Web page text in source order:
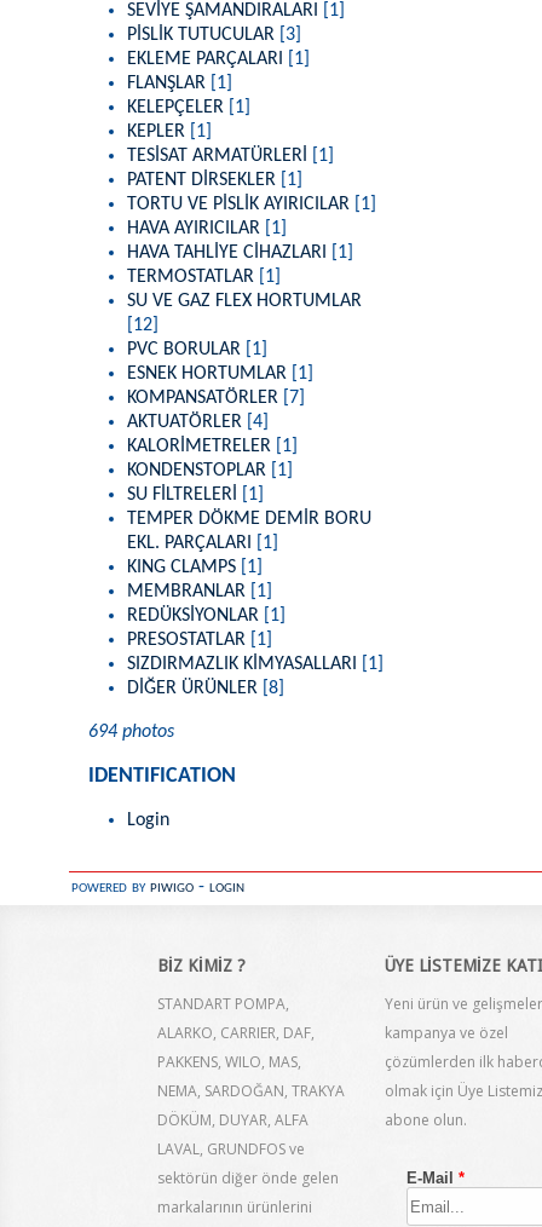
SEVİYE ŞAMANDIRALARI
[1]
PİSLİK TUTUCULAR
[3]
EKLEME PARÇALARI
[1]
FLANŞLAR
[1]
KELEPÇELER
[1]
KEPLER
[1]
TESİSAT ARMATÜRLERİ
[1]
PATENT DİRSEKLER
[1]
TORTU VE PİSLİK AYIRICILAR
[1]
HAVA AYIRICILAR
[1]
HAVA TAHLİYE CİHAZLARI
[1]
TERMOSTATLAR
[1]
SU VE GAZ FLEX HORTUMLAR
[12]
PVC BORULAR
[1]
ESNEK HORTUMLAR
[1]
KOMPANSATÖRLER
[7]
AKTUATÖRLER [4]
KALORİMETRELER
[1]
KONDENSTOPLAR
[1]
SU FİLTRELERİ
[1]
TEMPER DÖKME DEMİR BORU
EKL. PARÇALARI
[1]
KING CLAMPS
[1]
MEMBRANLAR
[1]
REDÜKSİYONLAR
[1]
PRESOSTATLAR
[1]
SIZDIRMAZLIK KİMYASALLARI
[1]
DİĞER ÜRÜNLER [8]
694 photos
IDENTIFICATION
Login
powered bypiwigo - login